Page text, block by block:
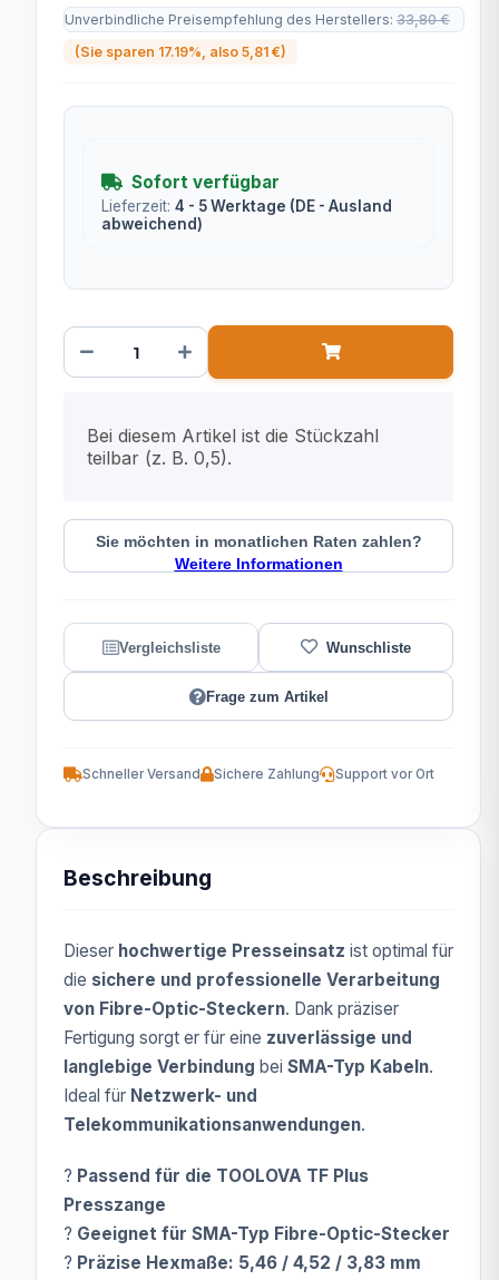
Unverbindliche Preisempfehlung des Herstellers: 33,80 €
(Sie sparen 17.19%, also 5,81 €)
Sofort verfügbar
Lieferzeit: 4 - 5 Werktage (DE - Ausland
abweichend)
Bei diesem Artikel ist die Stückzahl
teilbar (z. B. 0,5).
Sie möchten in monatlichen Raten zahlen?
Weitere Informationen
Frage zum Artikel
Schneller Versand Sichere Zahlung Support vor Ort
Beschreibung
Dieser hochwertige Presseinsatz ist optimal für
die sichere und professionelle Verarbeitung
von Fibre-Optic-Steckern. Dank präziser
Fertigung sorgt er für eine zuverlässige und
langlebige Verbindung bei SMA-Typ Kabeln.
Ideal für Netzwerk- und
Telekommunikationsanwendungen.
? Passend für die TOOLOVA TF Plus
Presszange
? Geeignet für SMA-Typ Fibre-Optic-Stecker
? Präzise Hexmaße: 5,46 / 4,52 / 3,83 mm